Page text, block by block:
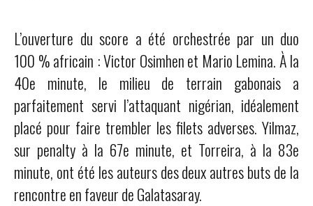
L’ouverture du score a été orchestrée par un duo
100 % africain : Victor Osimhen et Mario Lemina. À la
40e minute, le milieu de terrain gabonais a
parfaitement servi l’attaquant nigérian, idéalement
placé pour faire trembler les filets adverses. Yilmaz,
sur penalty à la 67e minute, et Torreira, à la 83e
minute, ont été les auteurs des deux autres buts de la
rencontre en faveur de Galatasaray.